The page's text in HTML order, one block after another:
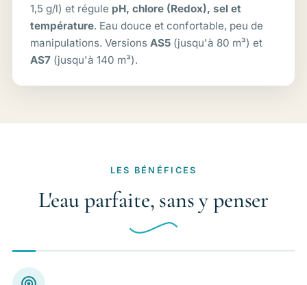
1,5 g/l) et régule pH, chlore (Redox), sel et
température. Eau douce et confortable, peu de
manipulations. Versions AS5(jusqu'à 80 m³) et
AS7(jusqu'à 140 m³).
LES BÉNÉFICES
L'eau parfaite, sans y penser